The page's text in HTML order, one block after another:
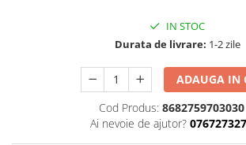
IN STOC
Durata de livrare: 1-2 zile
ADAUGA IN
Cod Produs: 8682759703030
Ai nevoie de ajutor?